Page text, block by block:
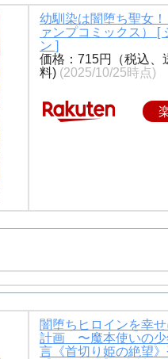
幼馴染は闇堕ち聖女
ァンプコミックス） [
ン ]
価格：715円（税込、
料) (2025/10/25時点)
闇堕ちヒロインを幸
計画 〜魔本使いの少
言《首切り姫の絶望